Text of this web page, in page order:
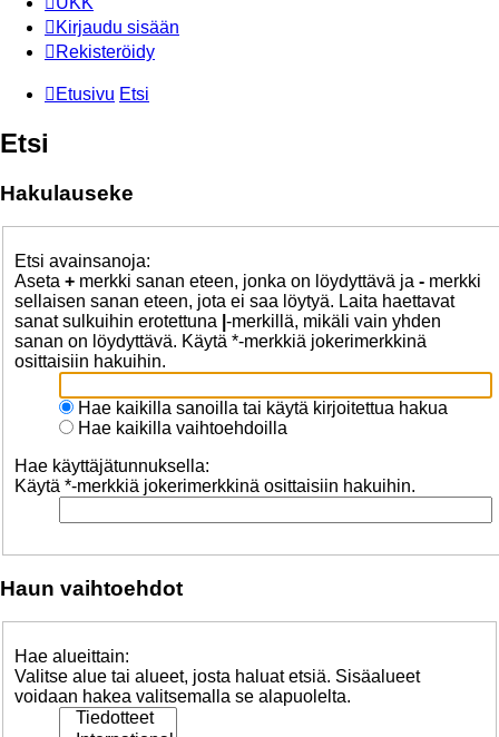
Kirjaudu sisään
Rekisteröidy
Etusivu Etsi
Etsi
Hakulauseke
Etsi avainsanoja:
Aseta + merkki sanan eteen, jonka on löydyttävä ja - merkki
sellaisen sanan eteen, jota ei saa löytyä. Laita haettavat
sanat sulkuihin erotettuna -merkillä, mikäli vain yhden
sanan on löydyttävä. Käytä *-merkkiä jokerimerkkinä
osittaisiin hakuihin.
Hae kaikilla sanoilla tai käytä kirjoitettua hakua
Hae kaikilla vaihtoehdoilla
Hae käyttäjätunnuksella:
Käytä *-merkkiä jokerimerkkinä osittaisiin hakuihin.
Haun vaihtoehdot
Hae alueittain:
Valitse alue tai alueet, josta haluat etsiä. Sisäalueet
voidaan hakea valitsemalla se alapuolelta.